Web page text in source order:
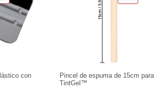
con
Pincel de espuma de 15cm para
TintGel™